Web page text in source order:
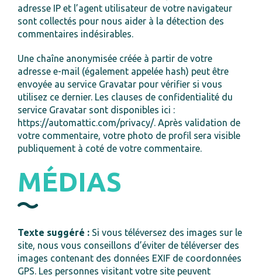
adresse IP et l’agent utilisateur de votre navigateur
sont collectés pour nous aider à la détection des
commentaires indésirables.
Une chaîne anonymisée créée à partir de votre
adresse e-mail (également appelée hash) peut être
envoyée au service Gravatar pour vérifier si vous
utilisez ce dernier. Les clauses de confidentialité du
service Gravatar sont disponibles ici :
https://automattic.com/privacy/. Après validation de
votre commentaire, votre photo de profil sera visible
publiquement à coté de votre commentaire.
MÉDIAS
Texte suggéré : Si vous téléversez des images sur le
site, nous vous conseillons d’éviter de téléverser des
images contenant des données EXIF de coordonnées
GPS. Les personnes visitant votre site peuvent